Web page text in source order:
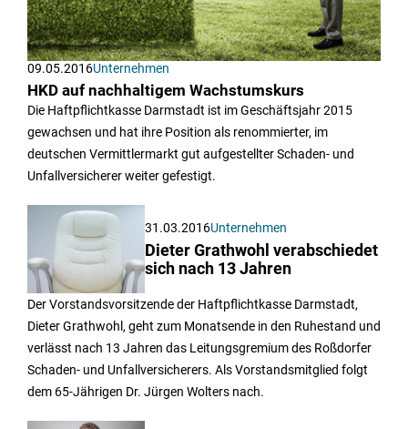
09.05.2016Unternehmen
HKD auf nachhaltigem Wachstumskurs
Die Haftpflichtkasse Darmstadt ist im Geschäftsjahr 2015
gewachsen und hat ihre Position als renommierter, im
deutschen Vermittlermarkt gut aufgestellter Schaden- und
Unfallversicherer weiter gefestigt.
31.03.2016Unternehmen
Dieter Grathwohl verabschiedet
sich nach 13 Jahren
Der Vorstandsvorsitzende der Haftpflichtkasse Darmstadt,
Dieter Grathwohl, geht zum Monatsende in den Ruhestand und
verlässt nach 13 Jahren das Leitungsgremium des Roßdorfer
Schaden- und Unfallversicherers. Als Vorstandsmitglied folgt
dem 65-Jährigen Dr. Jürgen Wolters nach.